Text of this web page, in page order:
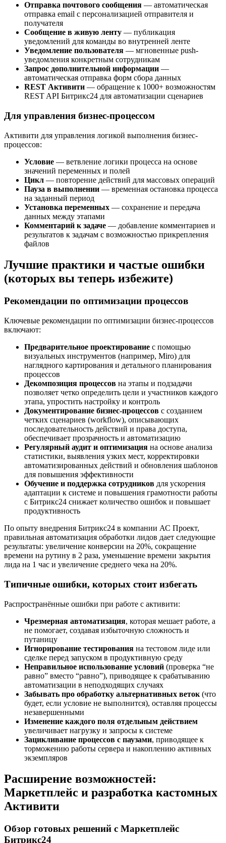
Отправка почтового сообщения — автоматическая
отправка email с персонализацией отправителя и
получателя
Сообщение в живую ленту — публикация
уведомлений для команды во внутренней ленте
Уведомление пользователя — мгновенные push-
уведомления конкретным сотрудникам
Запрос дополнительной информации —
автоматическая отправка форм сбора данных
REST Активити — обращение к 1000+ возможностям
REST API Битрикс24 для автоматизации сценариев
Для управления бизнес-процессом
Активити для управления логикой выполнения бизнес-
процессов:
Условие — ветвление логики процесса на основе
значений переменных и полей
Цикл — повторение действий для массовых операций
Пауза в выполнении — временная остановка процесса
на заданный период
Установка переменных — сохранение и передача
данных между этапами
Комментарий к задаче — добавление комментариев и
результатов к задачам с возможностью прикрепления
файлов
Лучшие практики и частые ошибки
(которых вы теперь избежите)
Рекомендации по оптимизации процессов
Ключевые рекомендации по оптимизации бизнес-процессов
включают:
Предварительное проектирование с помощью
визуальных инструментов (например, Miro) для
наглядного картирования и детального планирования
процессов
Декомпозиция процессов на этапы и подзадачи
позволяет четко определить цели и участников каждого
этапа, упростить настройку и контроль
Документирование бизнес-процессов с созданием
четких сценариев (workflow), описывающих
последовательность действий и права доступа,
обеспечивает прозрачность и автоматизацию
Регулярный аудит и оптимизация на основе анализа
статистики, выявления узких мест, корректировки
автоматизированных действий и обновления шаблонов
для повышения эффективности
Обучение и поддержка сотрудников для ускорения
адаптации к системе и повышения грамотности работы
с Битрикс24 снижает количество ошибок и повышает
продуктивность
По опыту внедрения Битрикс24 в компании АС Проект,
правильная автоматизация обработки лидов дает следующие
результаты: увеличение конверсии на 20%, сокращение
времени на рутину в 2 раза, уменьшение времени закрытия
лида на 1 час и увеличение среднего чека на 20%.
Типичные ошибки, которых стоит избегать
Распространённые ошибки при работе с активити:
Чрезмерная автоматизация, которая мешает работе, а
не помогает, создавая избыточную сложность и
путаницу
Игнорирование тестирования на тестовом лиде или
сделке перед запуском в продуктивную среду
Неправильное использование условий (проверка “не
равно” вместо “равно”), приводящее к срабатыванию
автоматизации в неподходящих случаях
Забывать про обработку альтернативных веток (что
будет, если условие не выполнится), оставляя процессы
незавершенными
Изменение каждого поля отдельным действием
увеличивает нагрузку и запросы к системе
Зацикливание процессов с паузами, приводящее к
торможению работы сервера и накоплению активных
экземпляров
Расширение возможностей:
Маркетплейс и разработка кастомных
Активити
Обзор готовых решений с Маркетплейс
Битрикс24